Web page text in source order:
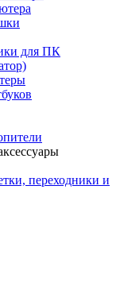
для ПК
переходники и